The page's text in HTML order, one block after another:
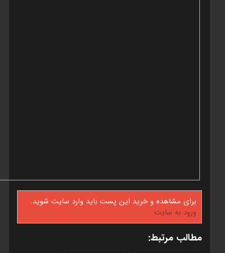
برای مشاهده و خرید این پست باید وارد سایت شوید.
ورود به سایت
مطالب مرتبط: